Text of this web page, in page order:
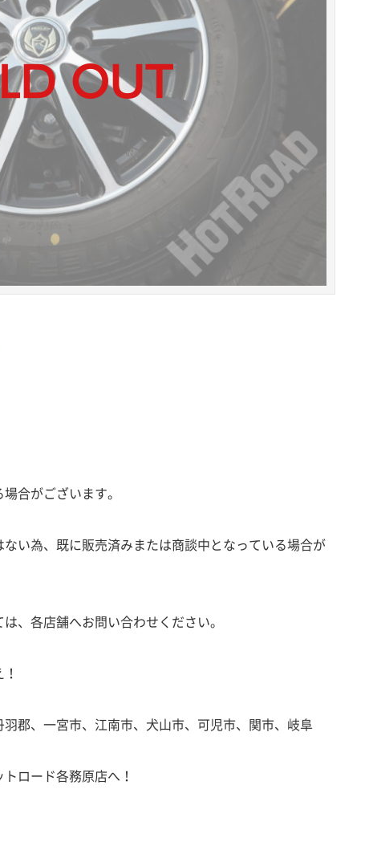
合がございます。
い為、既に販売済みまたは商談中となっている場合が
、各店舗へお問い合わせください。
郡、一宮市、江南市、犬山市、可児市、関市、岐阜
ロード各務原店へ！